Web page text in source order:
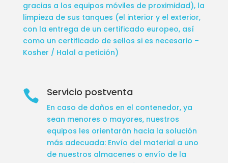
gracias a los equipos móviles de proximidad), la
limpieza de sus tanques (el interior y el exterior,
con la entrega de un certificado europeo, así
como un certificado de sellos si es necesario –
Kosher / Halal a petición)
 Servicio postventa
En caso de daños en el contenedor, ya
sean menores o mayores, nuestros
equipos les orientarán hacia la solución
más adecuada: Envío del material a uno
de nuestros almacenes o envío de la